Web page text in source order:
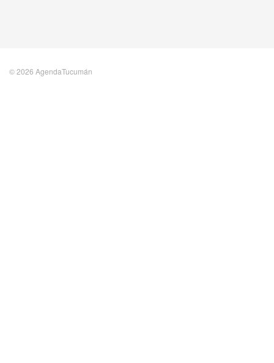
© 2026 AgendaTucumán